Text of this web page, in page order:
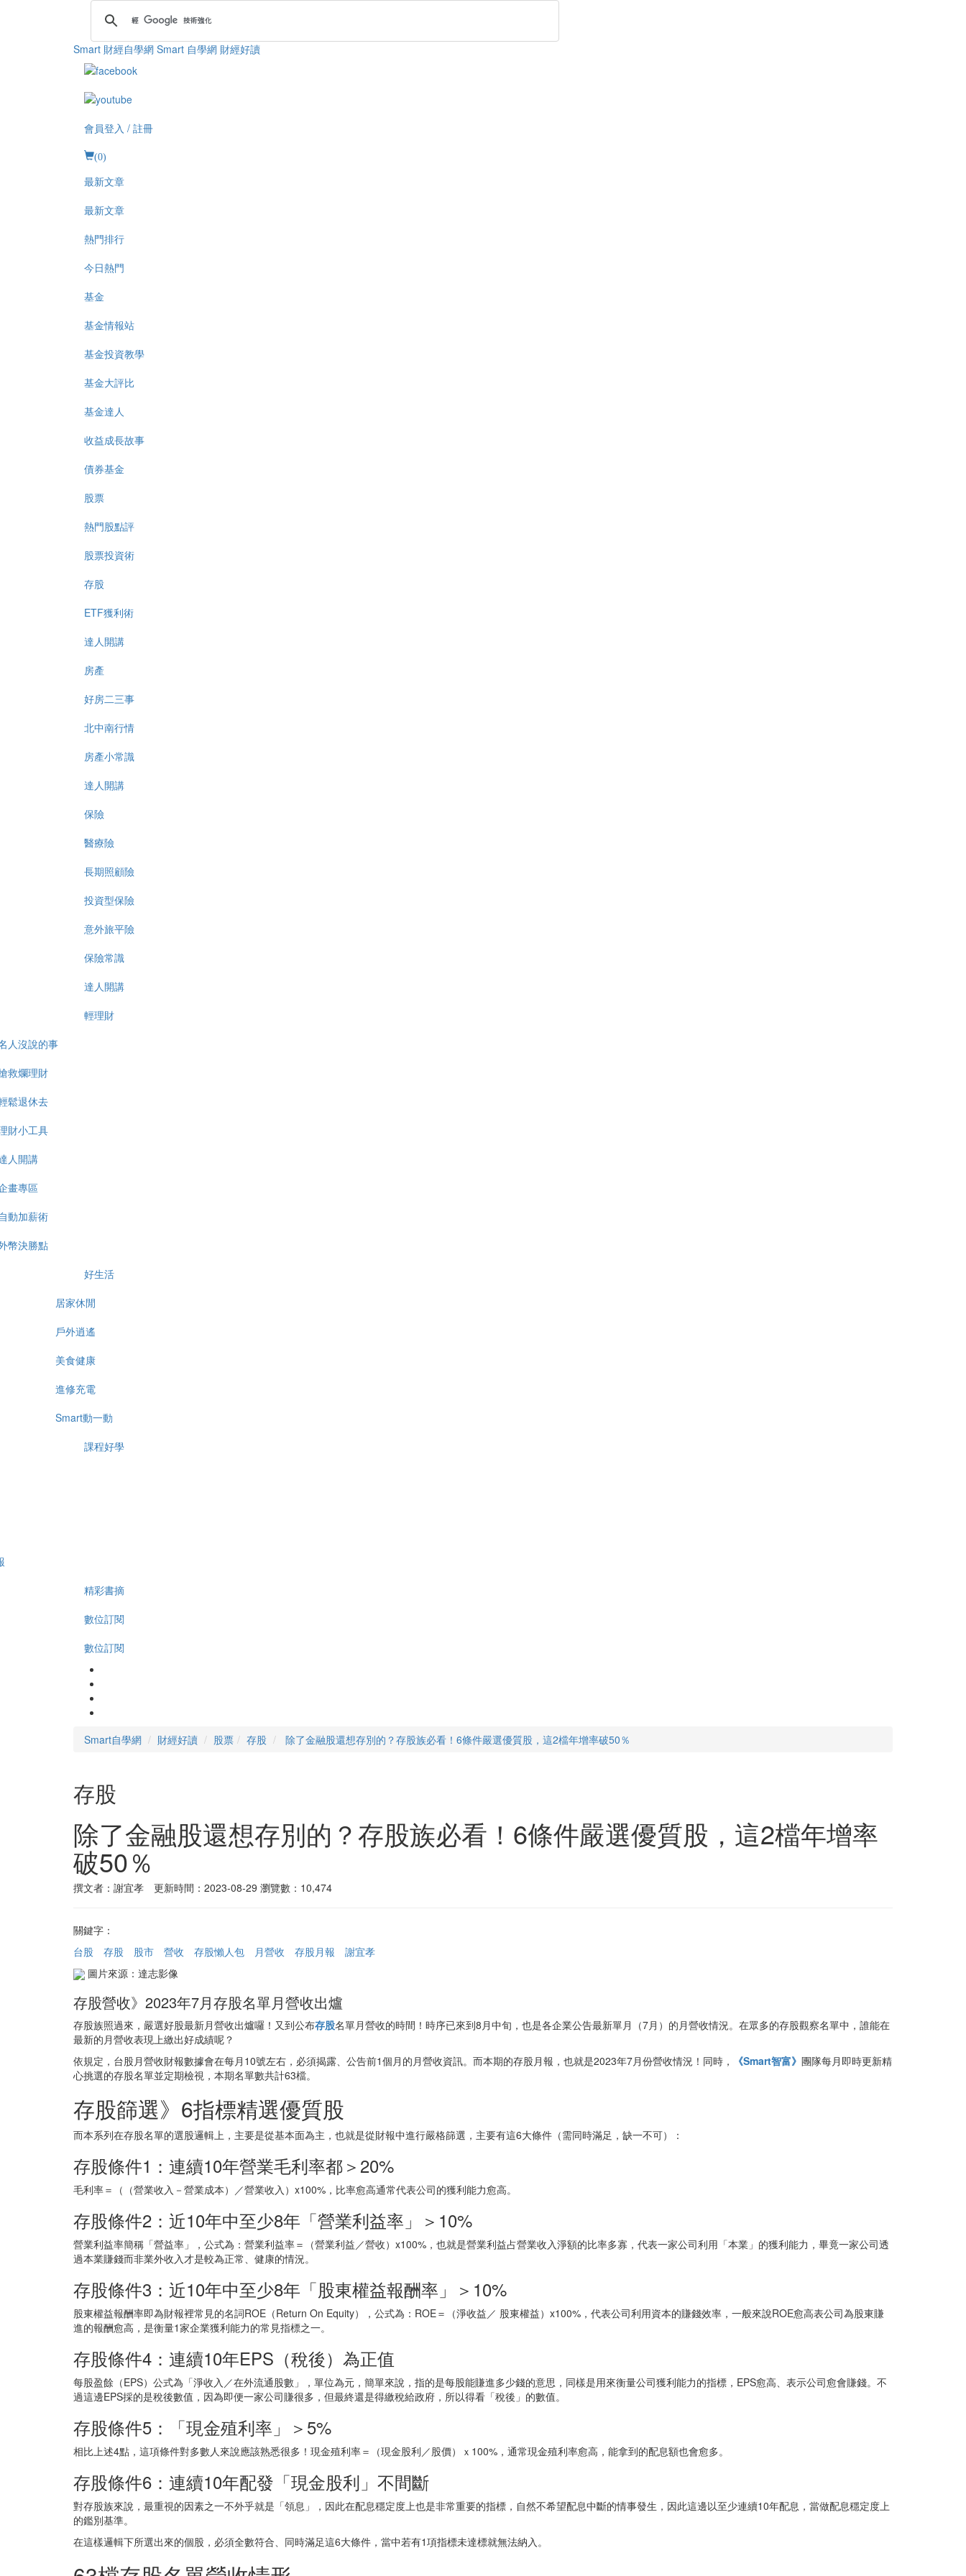
Smart 財經自學網 Smart 自學網 財經好讀
會員登入 / 註冊
(0)
最新文章
最新文章
熱門排行
今日熱門
基金
基金情報站
基金投資教學
基金大評比
基金達人
收益成長故事
債券基金
股票
熱門股點評
股票投資術
存股
ETF獲利術
達人開講
房產
好房二三事
北中南行情
房產小常識
達人開講
保險
醫療險
長期照顧險
投資型保險
意外旅平險
保險常識
達人開講
輕理財
人沒說的事
救爛理財
鬆退休去
財小工具
人開講
畫專區
動加薪術
幣決勝點
好生活
居家休閒
戶外逍遙
美食健康
進修充電
Smart動一動
課程好學
精彩書摘
數位訂閱
數位訂閱
Smart自學網 財經好讀 股票 存股 除了金融股還想存別的？存股族必看！6條件嚴選優質股，這2檔年增率破50％
存股
除了金融股還想存別的？存股族必看！6條件嚴選優質股，這2檔年增率
破50％
撰文者：謝宜孝 更新時間：2023-08-29 瀏覽數：10,474
關鍵字：
台股
存股 股市 營收 存股懶人包 月營收 存股月報
謝宜孝
圖片來源：達志影像
存股營收》2023年7月存股名單月營收出爐
存股族照過來，嚴選好股最新月營收出爐囉！又到公布存股名單月營收的時間！時序已來到8月中旬，也是各企業公告最新單月（7月）的月營收情況。在眾多的存股觀察名單中，誰能在
最新的月營收表現上繳出好成績呢？
依規定，台股月營收財報數據會在每月10號左右，必須揭露、公告前1個月的月營收資訊。而本期的存股月報，也就是2023年7月份營收情況！同時，
《Smart智富》 團隊每月即時更新精
心挑選的存股名單並定期檢視，本期名單數共計63檔。
存股篩選》6指標精選優質股
而本系列在存股名單的選股邏輯上，主要是從基本面為主，也就是從財報中進行嚴格篩選，主要有這6大條件（需同時滿足，缺一不可）：
存股條件1：連續10年營業毛利率都＞20%
毛利率＝（（營業收入－營業成本）／營業收入）x100%，比率愈高通常代表公司的獲利能力愈高。
存股條件2：近10年中至少8年「營業利益率」＞10%
營業利益率簡稱「營益率」，公式為：營業利益率＝（營業利益／營收）x100%，也就是營業利益占營業收入淨額的比率多寡，代表一家公司利用「本業」的獲利能力，畢竟一家公司透
過本業賺錢而非業外收入才是較為正常、健康的情況。
存股條件3：近10年中至少8年「股東權益報酬率」＞10%
股東權益報酬率即為財報裡常見的名詞ROE（Return On Equity），公式為：ROE＝（淨收益／ 股東權益）x100%，代表公司利用資本的賺錢效率，一般來說ROE愈高表公司為股東賺
進的報酬愈高，是衡量1家企業獲利能力的常見指標之一。
存股條件4：連續10年EPS（稅後）為正值
每股盈餘（EPS）公式為「淨收入／在外流通股數」，單位為元，簡單來說，指的是每股能賺進多少錢的意思，同樣是用來衡量公司獲利能力的指標，EPS愈高、表示公司愈會賺錢。不
過這邊EPS採的是稅後數值，因為即便一家公司賺很多，但最終還是得繳稅給政府，所以得看「稅後」的數值。
存股條件5：「現金殖利率」＞5%
相比上述4點，這項條件對多數人來說應該熟悉很多！現金殖利率＝（現金股利／股價）ｘ100%，通常現金殖利率愈高，能拿到的配息額也會愈多。
存股條件6：連續10年配發「現金股利」不間斷
對存股族來說，最重視的因素之一不外乎就是「領息」，因此在配息穩定度上也是非常重要的指標，自然不希望配息中斷的情事發生，因此這邊以至少連續10年配息，當做配息穩定度上
的鑑別基準。
在這樣邏輯下所選出來的個股，必須全數符合、同時滿足這6大條件，當中若有1項指標未達標就無法納入。